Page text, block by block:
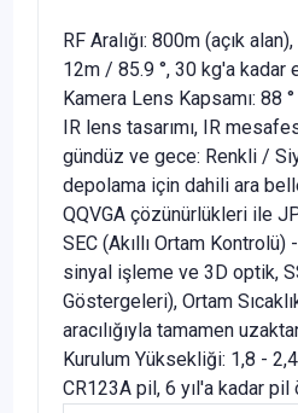
RF Aralığı: 800m (açık
12m / 85.9 °, 30 kg'a kadar
Kamera Lens Kapsamı: 88
IR lens tasarımı, IR
gündüz ve gece: Renkli /
depolama için dahili ara
QQVGA çözünürlükleri ile
SEC (Akıllı Ortam
sinyal işleme ve 3D optik,
Göstergeleri), Ortam
aracılığıyla tamamen
Kurulum Yüksekliği: 1,8 -
CR123A pil, 6 yıl'a kadar pil